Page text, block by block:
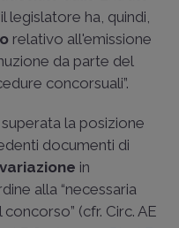
legislatore ha, quindi,
relativo all'emissione
da parte del
concorsuali”.
la posizione
documenti di
in
alla “necessaria
(cfr. Circ. AE